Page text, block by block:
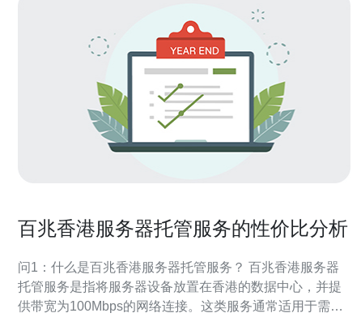
百兆香港服务器托管服务的性价比分析
问1：什么是百兆香港服务器托管服务？ 百兆香港服务器
托管服务是指将服务器设备放置在香港的数据中心，并提
供带宽为100Mbps的网络连接。这类服务通常适用于需要